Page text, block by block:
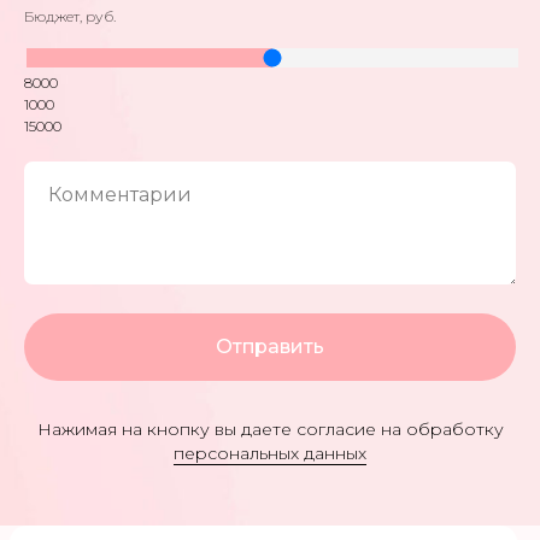
Бюджет, руб.
8000
1000
15000
Комментарии
Отправить
Нажимая на кнопку вы даете согласие на обработку
персональных данных
+7 905 866 37 67
Доставка 24/7 Нижний Новгород, Бор.